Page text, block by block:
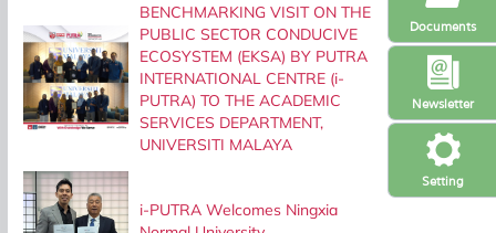
Setting
Newsletter
Documents
BENCHMARKING VISIT ON THE
PUBLIC SECTOR CONDUCIVE
ECOSYSTEM (EKSA) BY PUTRA
INTERNATIONAL CENTRE (i-
PUTRA) TO THE ACADEMIC
SERVICES DEPARTMENT,
UNIVERSITI MALAYA
i-PUTRA Welcomes Ningxia